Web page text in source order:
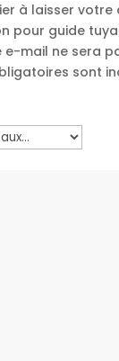
à laisser votre
pour guide
mail ne sera
sont